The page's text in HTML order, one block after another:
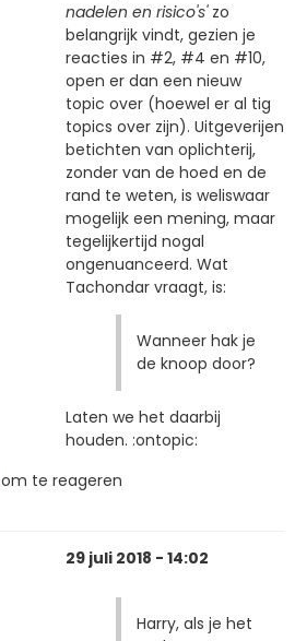
nadelen en risico's'zo
belangrijk vindt, gezien je
reacties in #2, #4 en #10,
open er dan een nieuw
topic over (hoewel er al tig
topics over zijn). Uitgeverijen
betichten van oplichterij,
zonder van de hoed en de
rand te weten, is weliswaar
mogelijk een mening, maar
tegelijkertijd nogal
ongenuanceerd. Wat
Tachondar vraagt, is:
Wanneer hak je
de knoop door?
Laten we het daarbij
houden. :ontopic:
om te reageren
29 juli 2018 - 14:02
Harry, als je het